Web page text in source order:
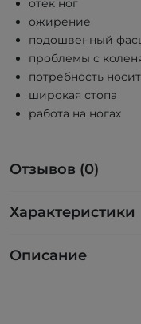
отек ног
ожирение
подошвенный
проблемы с
потребность
широкая стопа
работа на ногах
Отзывов (0)
Характеристики
Описание